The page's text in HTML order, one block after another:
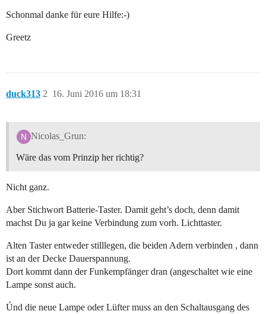
Schonmal danke für eure Hilfe:-)
Greetz
duck313 16. Juni 2016 um 18:31
2
Nicolas_Grun:
Wäre das vom Prinzip her richtig?
Nicht ganz.
Aber Stichwort Batterie-Taster. Damit geht’s doch, denn damit
machst Du ja gar keine Verbindung zum vorh. Lichttaster.
Alten Taster entweder stilllegen, die beiden Adern verbinden , dann
ist an der Decke Dauerspannung.
Dort kommt dann der Funkempfänger dran (angeschaltet wie eine
Lampe sonst auch.
Únd die neue Lampe oder Lüfter muss an den Schaltausgang des